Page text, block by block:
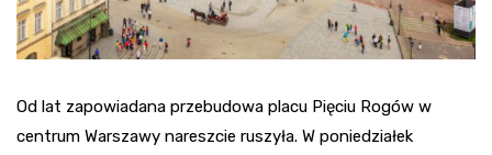
Od lat zapowiadana przebudowa placu Pięciu Rogów w
centrum Warszawy nareszcie ruszyła. W poniedziałek